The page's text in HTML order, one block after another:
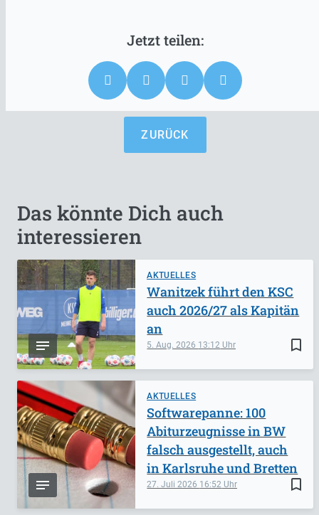
ZURÜCK
Das könnte Dich auch
interessieren
AKTUELLES
bookmark_border
5. Aug. 2026 13:12
Wanitzek führt den KSC
auch 2026/27 als Kapitän
an
AKTUELLES
bookmark_border
27. Juli 2026 16:52
Softwarepanne: 100
Abiturzeugnisse in BW
falsch ausgestellt, auch
in Karlsruhe und Bretten